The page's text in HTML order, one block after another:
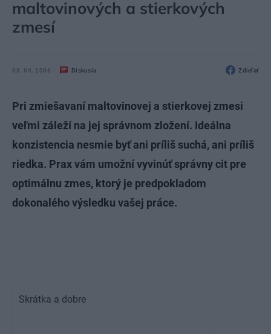
maltovinových a stierkových
zmesí
03. 04. 2006 Diskusia Zdieľať
Pri zmiešavaní maltovinovej a stierkovej zmesi
veľmi záleží na jej správnom zložení. Ideálna
konzistencia nesmie byť ani príliš suchá, ani príliš
riedka. Prax vám umožní vyvinúť správny cit pre
optimálnu zmes, ktorý je predpokladom
dokonalého výsledku vašej práce.
Skrátka a dobre